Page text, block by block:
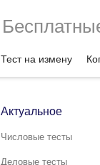
Тест на измену
Актуальное
Числовые тесты
Деловые тесты